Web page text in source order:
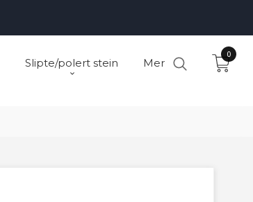
Slipte/polert stein Mer
0